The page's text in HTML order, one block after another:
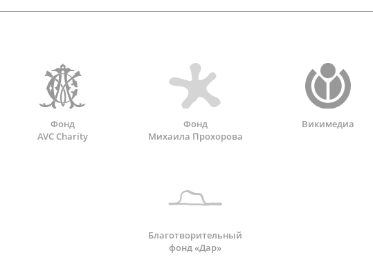
Фонд
AVC Charity
Фонд
Михаила Прохорова
Викимедиа
Благотворительный
фонд «Дар»